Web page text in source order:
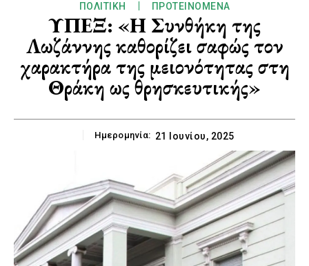
ΠΟΛΙΤΙΚΉ ΠΡΟΤΕΙΝΌΜΕΝΑ
ΥΠΕΞ: «Η Συνθήκη της
Λωζάννης καθορίζει σαφώς τον
χαρακτήρα της μειονότητας στη
Θράκη ως θρησκευτικής»
Ημερομηνία: 21 Ιουνίου, 2025